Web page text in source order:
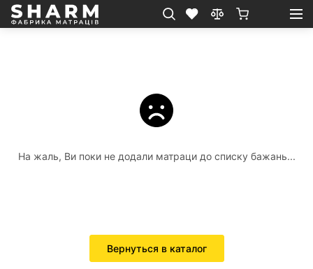
На жаль, Ви поки не додали матраци до списку бажань...
Вернуться в каталог